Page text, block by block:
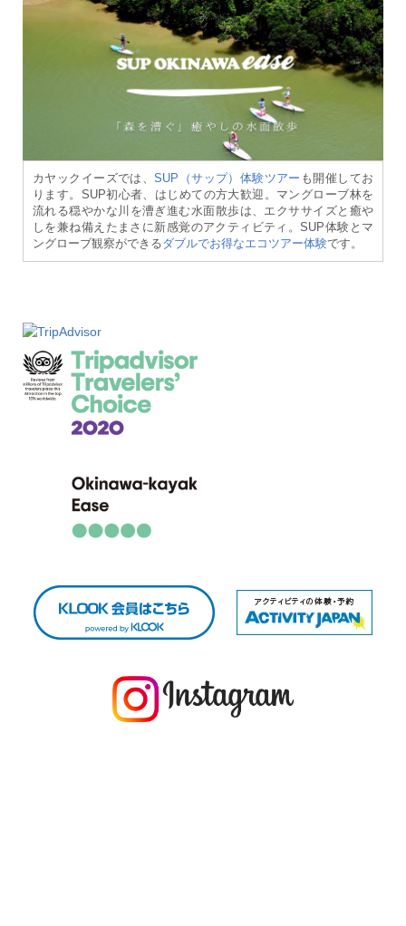
カヤックイーズでは、SUP（サップ）体験ツアー も開催してお
ります。SUP初心者、はじめての方大歓迎。マングローブ林を
流れる穏やかな川を漕ぎ進む水面散歩は、エクササイズと癒や
しを兼ね備えたまさに新感覚のアクティビティ。SUP体験とマ
ングローブ観察ができるダブルでお得なエコツアー体験です。